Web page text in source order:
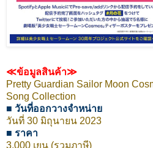
≪ข้อมูลสินค้า≫
Pretty Guardian Sailor Moon
Song Collection
■ วันที่ออกวางจำหน่าย
วันที่ 30 มิถุนายน 2023
■ ราคา
3,000 เยน (รวมภาษี)